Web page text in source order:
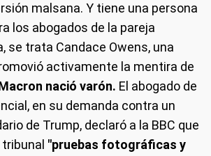
malsana. Y tiene una persona
los abogados de la pareja
se trata Candace Owens, una
activamente la mentira de
nació varón. El abogado de
en su demanda contra un
de Trump, declaró a la BBC que
"pruebas fotográficas y